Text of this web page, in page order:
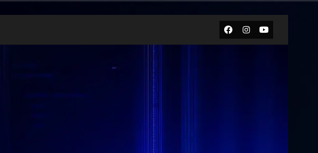
Facebook
Instagram
Youtube